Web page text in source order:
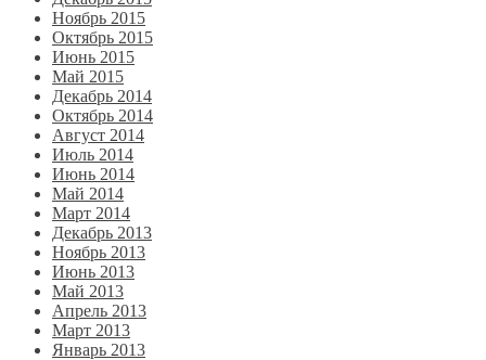
Ноябрь 2015
Октябрь 2015
Июнь 2015
Май 2015
Декабрь 2014
Октябрь 2014
Август 2014
Июль 2014
Июнь 2014
Май 2014
Март 2014
Декабрь 2013
Ноябрь 2013
Июнь 2013
Май 2013
Апрель 2013
Март 2013
Январь 2013